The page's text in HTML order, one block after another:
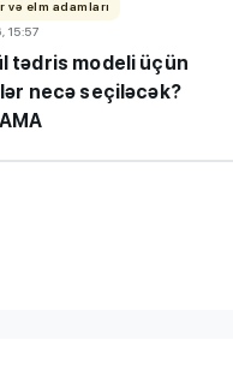
və elm adamları
15:57
tədris modeli üçün
necə seçiləcək?
tələbə-
keçirib